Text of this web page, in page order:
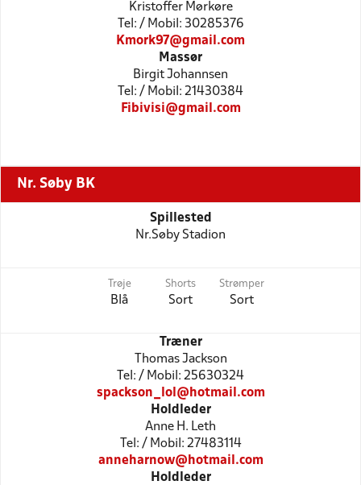
Kristoffer Mørkøre
Tel: / Mobil: 30285376
Kmork97@gmail.com
Massør
Birgit Johannsen
Tel: / Mobil: 21430384
Fibivisi@gmail.com
Nr. Søby BK
Spillested
Nr.Søby Stadion
Trøje
Blå
Shorts
Sort
Strømper
Sort
Træner
Thomas Jackson
Tel: / Mobil: 25630324
spackson_lol@hotmail.com
Holdleder
Anne H. Leth
Tel: / Mobil: 27483114
anneharnow@hotmail.com
Holdleder